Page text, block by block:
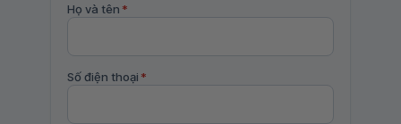
Họ và tên *
Số điện thoại *